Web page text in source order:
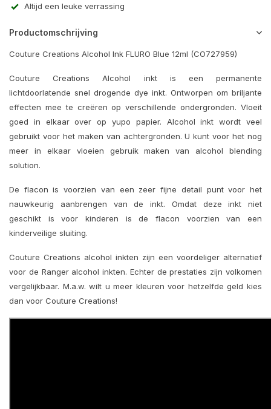
Altijd een leuke verrassing
Productomschrijving
Couture Creations Alcohol Ink FLURO Blue 12ml (CO727959)
Couture Creations Alcohol inkt is een permanente
lichtdoorlatende snel drogende dye inkt. Ontworpen om briljante
effecten mee te creëren op verschillende ondergronden. Vloeit
goed in elkaar over op yupo papier. Alcohol inkt wordt veel
gebruikt voor het maken van achtergronden. U kunt voor het nog
meer in elkaar vloeien gebruik maken van alcohol blending
solution.
De flacon is voorzien van een zeer fijne detail punt voor het
nauwkeurig aanbrengen van de inkt. Omdat deze inkt niet
geschikt is voor kinderen is de flacon voorzien van een
kinderveilige sluiting.
Couture Creations alcohol inkten zijn een voordeliger alternatief
voor de Ranger alcohol inkten. Echter de prestaties zijn volkomen
vergelijkbaar. M.a.w. wilt u meer kleuren voor hetzelfde geld kies
dan voor Couture Creations!